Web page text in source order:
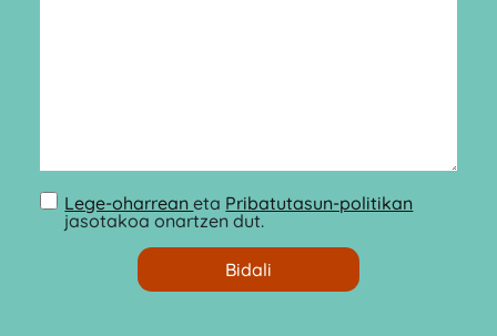
Lege-oharreaneta Pribatutasun-politikan
jasotakoa onartzen dut.